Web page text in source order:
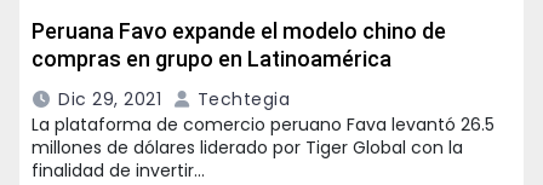
Peruana Favo expande el modelo chino de
compras en grupo en Latinoamérica
Dic 29, 2021
Techtegia
La plataforma de comercio peruano Fava levantó 26.5
millones de dólares liderado por Tiger Global con la
finalidad de invertir…